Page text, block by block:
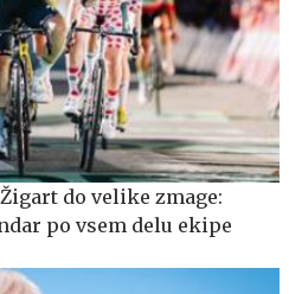
do velike zmage:
po vsem delu ekipe